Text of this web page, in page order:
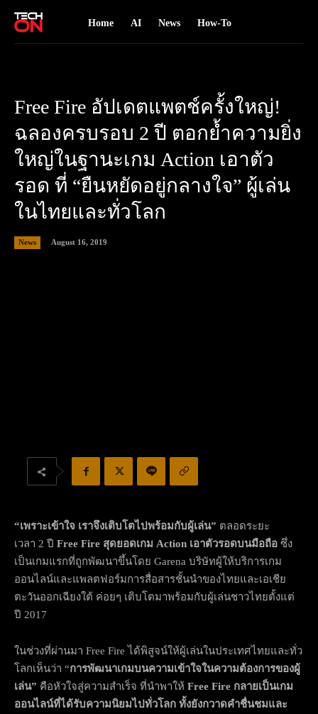
Home AI News How-To
Free Fire อัปเดตแพตช์ครั้งใหญ่!
ฉลองครบรอบ 2 ปี ตอกย้ำความยิ่ง
ใหญ่ในฐานะเกม Action เอาตัว
รอด ที่ “ยืนหยัดอยู่กลางใจ” ผู้เล่น
ในไทยและทั่วโลก
News August 16, 2019
“เพราะเข้าใจ เราจึงเติบโตไปพร้อมกับผู้เล่น” ตลอดระยะ
เวลา 2 ปี Free Fire สุดยอดเกม Action เอาตัวรอดบนมือถือ ซึ่ง
เป็นเกมแรกที่ถูกพัฒนาขึ้นโดย Garena บริษัทผู้ให้บริการเกม
ออนไลน์และแพลตฟอร์มการสื่อสารชั้นนำของไทยและเอเชีย
ตะวันออกเฉียงใต้ ค่อยๆ เติบโตมาพร้อมกับผู้เล่นชาวไทยตั้งแต่
ปี 2017
ในช่วงที่ผ่านมา Free Fire ได้พิสูจน์ให้ผู้เล่นในประเทศไทยและทั่ว
โลกเห็นว่า “การพัฒนาเกมบนความเข้าใจในความต้องการของผู้
เล่น” คือหัวใจสู่ความสำเร็จ ที่นำพาให้ Free Fire กลายเป็นเกม
ออนไลน์ที่ได้รับความนิยมไปทั่วโลก ทั้งยังกวาดคำชื่นชมและ